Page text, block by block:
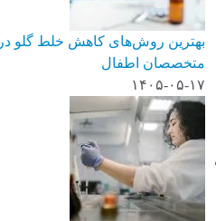
بهترین روش‌های کاهش خلط گلو
متخصصان اطفال
۱۴۰۵-۰۵-۱۷